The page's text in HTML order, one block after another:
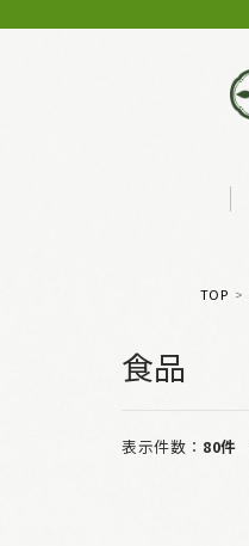
TOP
食品
表示件数： 80件